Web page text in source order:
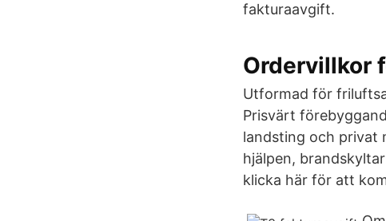
fakturaavgift.
Ordervillkor
Utformad för
Prisvärt
landsting och privat
hjälpen,
klicka här för att